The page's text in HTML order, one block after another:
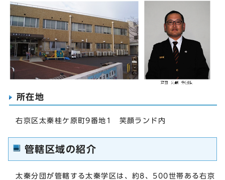
所在地
右京区太秦桂ケ原町9番地1 笑顔ランド内
管轄区域の紹介
太秦分団が管轄する太秦学区は、約8、500世帯ある右京